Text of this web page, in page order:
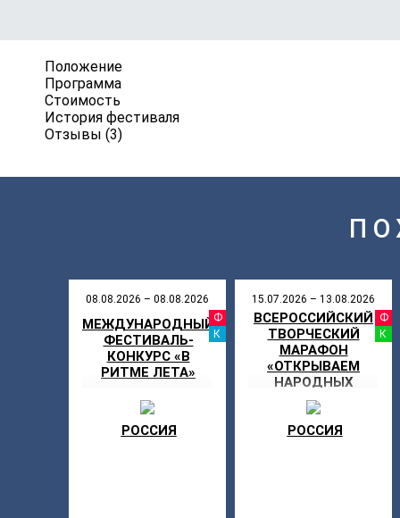
Положение
Программа
Стоимость
История фестиваля
Отзывы (3)
08.08.2026 – 08.08.2026
КАНИКУЛЫ
МЕЖДУНАРОДНЫЙ
ФЕСТИВАЛЬ-
КОНКУРС «В
РИТМЕ ЛЕТА»
РОССИЯ
15.07.2026 – 13.08.2026
ВСЕРОССИЙСКИЙ
ТВОРЧЕСКИЙ
МАРАФОН
«ОТКРЫВАЕМ
НАРОДНЫХ
АРТИСТОВ»
РОССИЯ